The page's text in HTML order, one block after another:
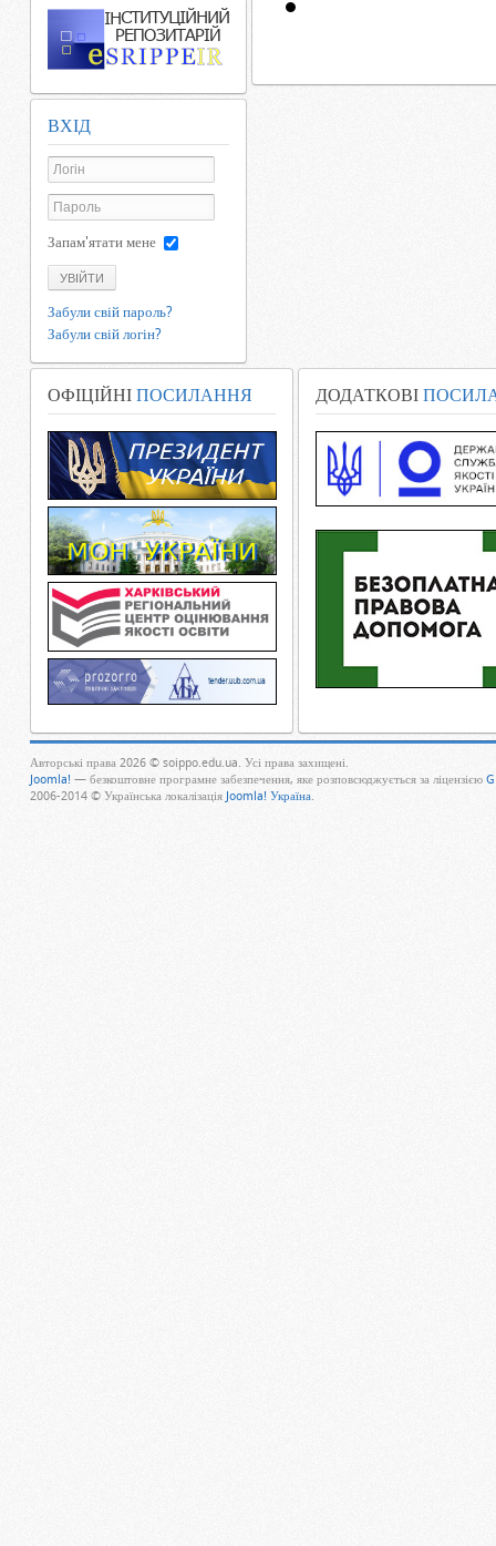
ВХІД
Запам'ятати мене
УВІЙТИ
Забули свій пароль?
Забули свій логін?
ОФІЦІЙНІ ПОСИЛАННЯ ДОДАТКОВІ
Авторські права 2026 © soippo.edu.ua. Усі права захищені.
Joomla! — безкоштовне програмне забезпечення, яке розповсюджується за ліцензією
2006-2014 © Українська локалізація Joomla! Україна.